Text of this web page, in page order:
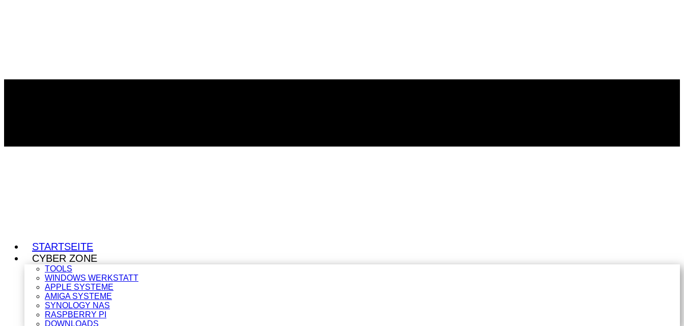
STARTSEITE
CYBER ZONE
TOOLS
WINDOWS WERKSTATT
APPLE SYSTEME
AMIGA SYSTEME
SYNOLOGY NAS
RASPBERRY PI
DOWNLOADS